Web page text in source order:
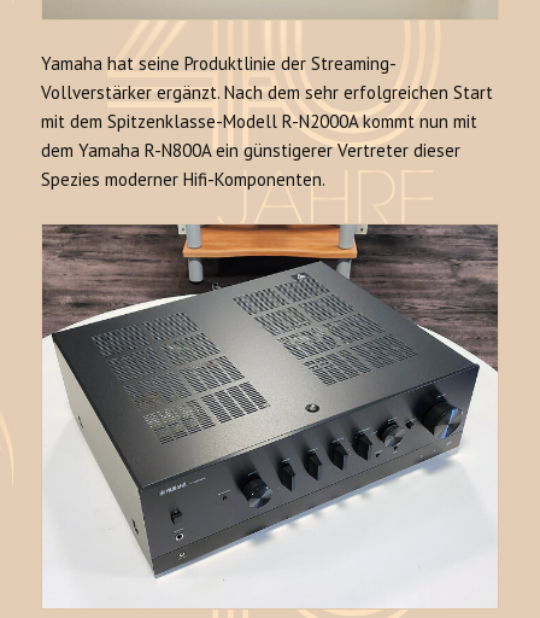
Yamaha hat seine Produktlinie der Streaming-
Vollverstärker ergänzt. Nach dem sehr erfolgreichen Start
mit dem Spitzenklasse-Modell R-N2000A kommt nun mit
dem Yamaha R-N800A ein günstigerer Vertreter dieser
Spezies moderner Hifi-Komponenten.